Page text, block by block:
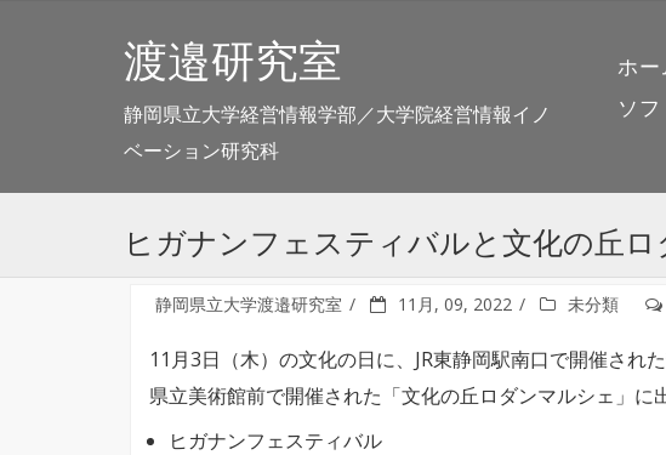
渡邉研究室
静岡県立大学経営情報学部／大学院経営情報イノ
ベーション研究科
ホー
ソ
ヒガナンフェスティバルと文化の丘
静岡県立大学渡邉研究室 11月, 09, 2022 未分類
11月3日（木）の文化の日に、JR東静岡駅南口で開催され
県立美術館前で開催された「文化の丘ロダンマルシェ」に
ヒガナンフェスティバル